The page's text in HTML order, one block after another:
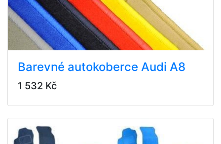
Barevné autokoberce Audi A8
1 532 Kč